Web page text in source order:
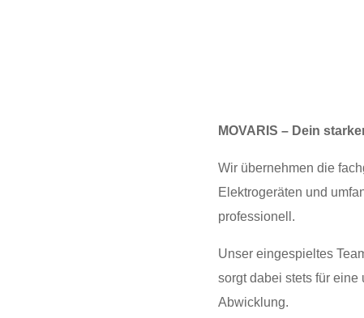
MOVARIS – Dein
Wir übernehmen die
Elektrogeräten und
professionell.
Unser eingespieltes
sorgt dabei stets für
Abwicklung.